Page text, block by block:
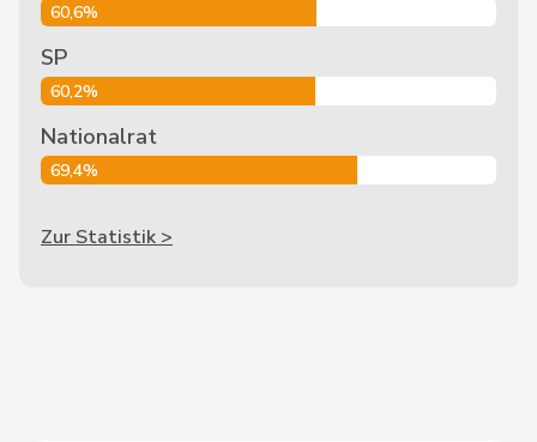
60,6%
SP
60,2%
Nationalrat
69,4%
Zur Statistik >